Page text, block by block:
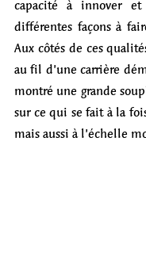
capacité à innover et
différentes façons à
Aux côtés de ces
au fil d’une carrière
montré une grande
sur ce qui se fait à la
mais aussi à l’échelle